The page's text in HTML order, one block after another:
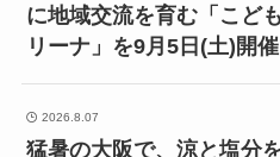
に地域交流を育む「こど
リーナ」を9月5日(土)開催
2026.8.07
猛暑の大阪で、涼と塩分